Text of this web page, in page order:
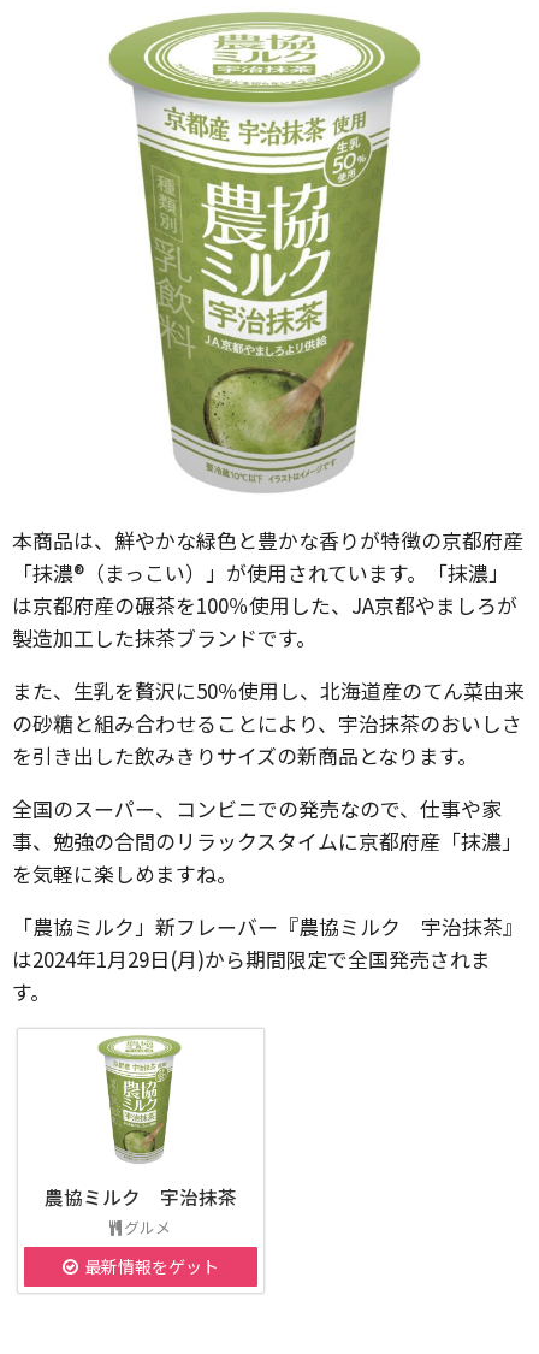
本商品は、鮮やかな緑色と豊かな香りが特徴の京都府産
「抹濃®（まっこい）」が使用されています。「抹濃」
は京都府産の碾茶を100％使用した、JA京都やましろが
製造加工した抹茶ブランドです。
また、生乳を贅沢に50％使用し、北海道産のてん菜由来
の砂糖と組み合わせることにより、宇治抹茶のおいしさ
を引き出した飲みきりサイズの新商品となります。
全国のスーパー、コンビニでの発売なので、仕事や家
事、勉強の合間のリラックスタイムに京都府産「抹濃」
を気軽に楽しめますね。
「農協ミルク」新フレーバー『農協ミルク 宇治抹茶』
は2024年1月29日(月)から期間限定で全国発売されま
す。
農協ミルク 宇治抹茶
グルメ
最新情報をゲット